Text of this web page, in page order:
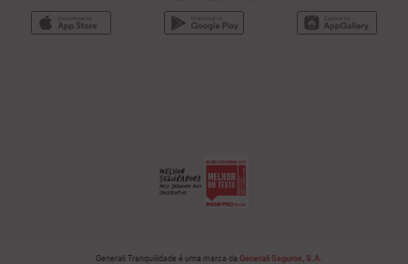
Generali Tranquilidade é uma marca da Generali Seguros, S.A.